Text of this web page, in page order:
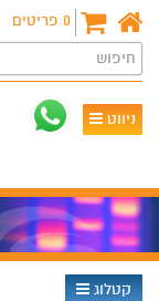
0 פריטים
חיפוש
ניווט
קטלוג